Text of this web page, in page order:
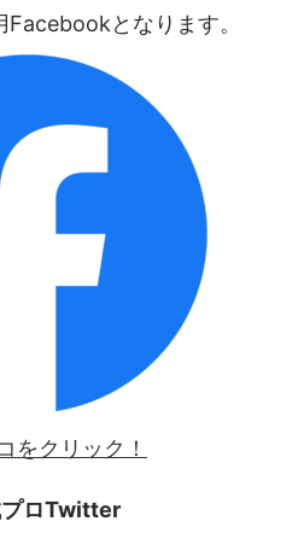
となります。
をクリック！
プロTwitter